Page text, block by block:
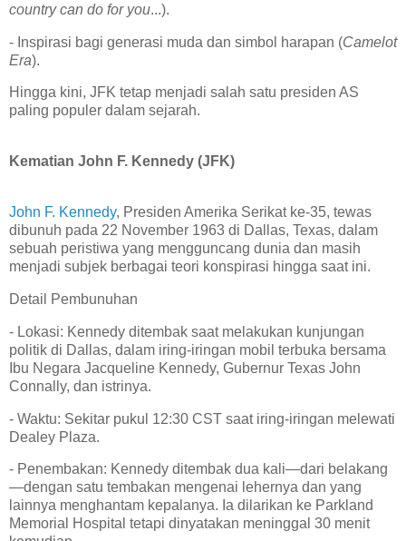
country can do for you...).
- Inspirasi bagi generasi muda dan simbol harapan (Camelot
Era).
Hingga kini, JFK tetap menjadi salah satu presiden AS
paling populer dalam sejarah.
Kematian John F. Kennedy (JFK)
John F. Kennedy, Presiden Amerika Serikat ke-35, tewas
dibunuh pada 22 November 1963 di Dallas, Texas, dalam
sebuah peristiwa yang mengguncang dunia dan masih
menjadi subjek berbagai teori konspirasi hingga saat ini.
Detail Pembunuhan
- Lokasi: Kennedy ditembak saat melakukan kunjungan
politik di Dallas, dalam iring-iringan mobil terbuka bersama
Ibu Negara Jacqueline Kennedy, Gubernur Texas John
Connally, dan istrinya.
- Waktu: Sekitar pukul 12:30 CST saat iring-iringan melewati
Dealey Plaza.
- Penembakan: Kennedy ditembak dua kali—dari belakang
—dengan satu tembakan mengenai lehernya dan yang
lainnya menghantam kepalanya. Ia dilarikan ke Parkland
Memorial Hospital tetapi dinyatakan meninggal 30 menit